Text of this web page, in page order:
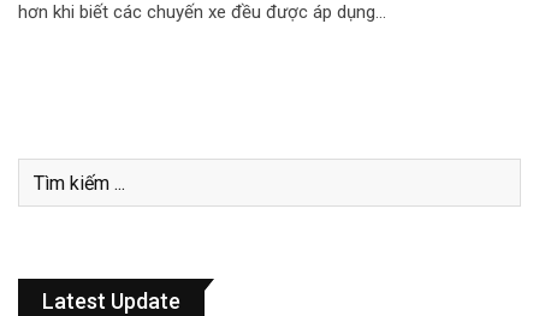
hơn khi biết các chuyến xe đều được áp dụng…
Latest Update